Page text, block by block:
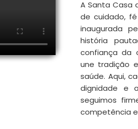
A Santa Casa
de cuidado,
inaugurada
história
confiança da
une tradição
saúde. Aqui,
dignidade e
seguimos
competência